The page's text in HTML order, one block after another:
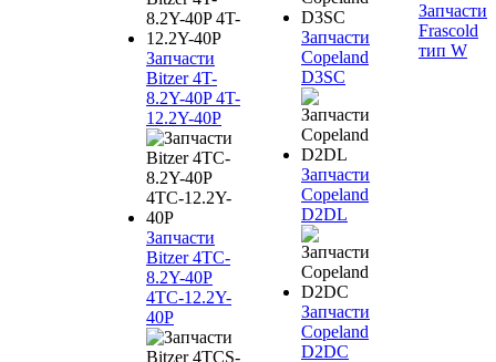
Запчасти
Bitzer 4T-
8.2Y-40P 4T-
12.2Y-40P
Запчасти
Bitzer 4TC-
8.2Y-40P
4TC-12.2Y-
40P
Запчасти
Copeland
D3SC
Запчасти
Copeland
D2DL
Запчасти
Copeland
D2DC
Запчасти
Frascold
тип W